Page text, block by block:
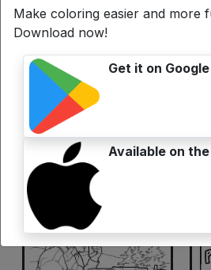
Make coloring easier and more
Download now!
Get it on
Available on